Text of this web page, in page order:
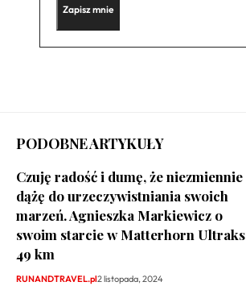
PODOBNE ARTYKUŁY
Czuję radość i dumę, że niezmiennie
dążę do urzeczywistniania swoich
marzeń. Agnieszka Markiewicz o
swoim starcie w Matterhorn Ultraks
49 km
RUNANDTRAVEL.pl2 listopada, 2024